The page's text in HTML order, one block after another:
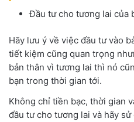
Đầu tư cho tương lai của
Hãy lưu ý về việc đầu tư vào
tiết kiệm cũng quan trọng
bản thân vì tương lai thì nó
bạn trong thời gian tới.
Không chỉ tiền bạc, thời gian
đầu tư cho tương lai và hãy